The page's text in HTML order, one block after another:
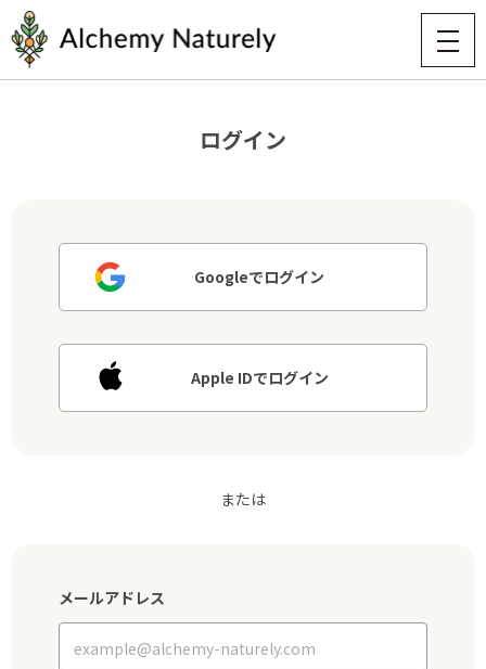
ログイン
Googleでログイン
Apple IDでログイン
または
メールアドレス